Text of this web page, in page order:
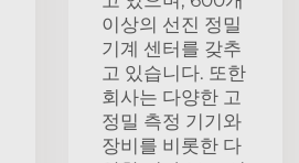
이상의 선진 정밀
기계 센터를 갖추
고 있습니다. 또한
회사는 다양한 고
정밀 측정 기기와
장비를 비롯한 다